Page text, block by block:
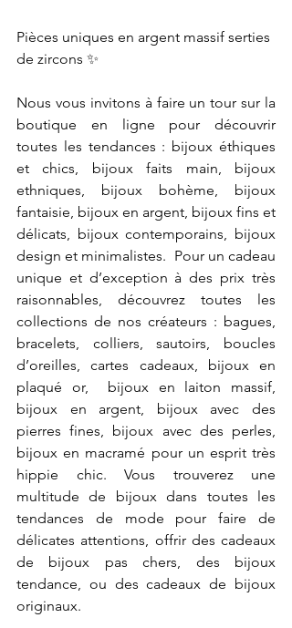
Pièces uniques en argent massif serties
de zircons ✨
Nous vous invitons à faire un tour sur la
boutique en ligne pour découvrir
toutes les tendances : bijoux éthiques
et chics, bijoux faits main, bijoux
ethniques, bijoux bohème, bijoux
fantaisie, bijoux en argent, bijoux fins et
délicats, bijoux contemporains, bijoux
design et minimalistes.  Pour un cadeau
unique et d’exception à des prix très
raisonnables, découvrez toutes les
collections de nos créateurs : bagues,
bracelets, colliers, sautoirs, boucles
d’oreilles, cartes cadeaux, bijoux en
plaqué or,  bijoux en laiton massif,
bijoux en argent, bijoux avec des
pierres fines, bijoux avec des perles,
bijoux en macramé pour un esprit très
hippie chic. Vous trouverez une
multitude de bijoux dans toutes les
tendances de mode pour faire de
délicates attentions, offrir des cadeaux
de bijoux pas chers, des bijoux
tendance, ou des cadeaux de bijoux
originaux.